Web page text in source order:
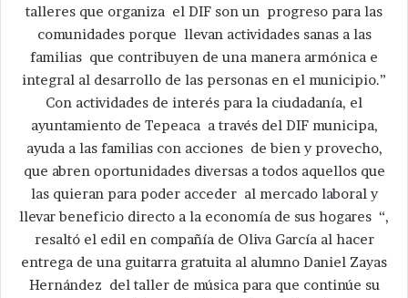
talleres que organiza el DIF son un progreso para las
comunidades porque llevan actividades sanas a las
familias que contribuyen de una manera armónica e
integral al desarrollo de las personas en el municipio.”
Con actividades de interés para la ciudadanía, el
ayuntamiento de Tepeaca a través del DIF municipa,
ayuda a las familias con acciones de bien y provecho,
que abren oportunidades diversas a todos aquellos que
las quieran para poder acceder al mercado laboral y
llevar beneficio directo a la economía de sus hogares “,
resaltó el edil en compañía de Oliva García al hacer
entrega de una guitarra gratuita al alumno Daniel Zayas
Hernández del taller de música para que continúe su